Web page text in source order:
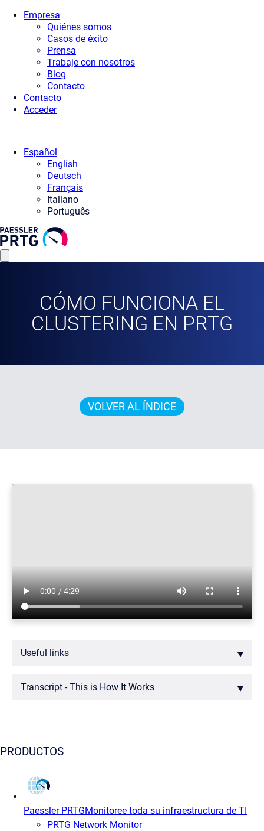
Empresa
Quiénes somos
Casos de éxito
Prensa
Trabaje con nosotros
Blog
Contacto
Contacto
Acceder
Español
English
Deutsch
Français
Italiano
Português
CÓMO FUNCIONA EL
CLUSTERING EN PRTG
VOLVER AL ÍNDICE
Useful links
Transcript - This is How It Works
PRODUCTOS
Paessler PRTGMonitoree toda su infraestructura de TI
PRTG Network Monitor